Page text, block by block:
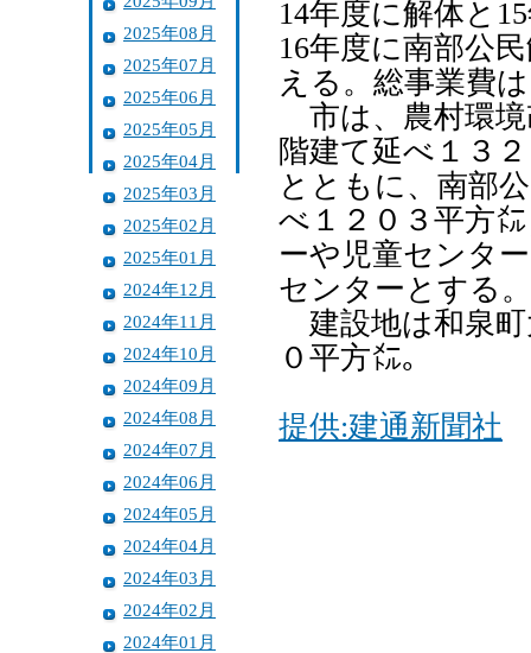
2025年08月
2025年07月
2025年06月
2025年05月
2025年04月
2025年03月
2025年02月
2025年01月
2024年12月
2024年11月
2024年10月
2024年09月
2024年08月
2024年07月
2024年06月
2024年05月
2024年04月
2024年03月
2024年02月
2024年01月
14年度に解体と
16年度に南部公
える。総事業費
市は、農村環境
階建て延べ１３
とともに、南部
べ１２０３平方
ーや児童センタ
センターとする。
建設地は和泉町
０平方㍍。
提供:建通新聞社